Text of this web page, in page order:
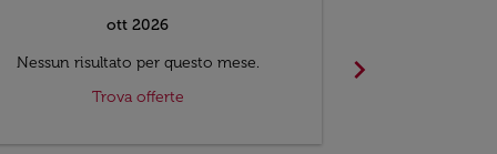
ott 2026
Nessun risultato per questo mese.
Trova offerte
chevron_right